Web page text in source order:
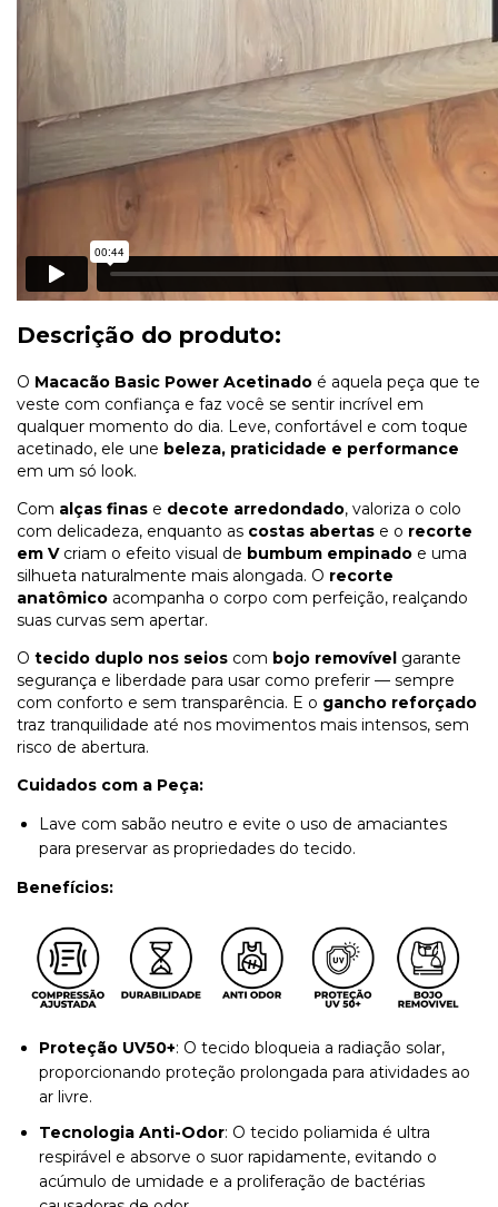
Descrição do produto:
O Macacão Basic Power Acetinado é aquela peça que te
veste com confiança e faz você se sentir incrível em
qualquer momento do dia. Leve, confortável e com toque
acetinado, ele une beleza, praticidade e performance
em um só look.
Com alças finas e decote arredondado, valoriza o colo
com delicadeza, enquanto as costas abertas e o recorte
em Vcriam o efeito visual de bumbum empinado e uma
silhueta naturalmente mais alongada. O recorte
anatômico acompanha o corpo com perfeição, realçando
suas curvas sem apertar.
O tecido duplo nos seios com bojo removível garante
segurança e liberdade para usar como preferir — sempre
com conforto e sem transparência. E o gancho reforçado
traz tranquilidade até nos movimentos mais intensos, sem
risco de abertura.
Cuidados com a Peça:
Lave com sabão neutro e evite o uso de amaciantes
para preservar as propriedades do tecido.
Benefícios:
Proteção UV50+: O tecido bloqueia a radiação solar,
proporcionando proteção prolongada para atividades ao
ar livre.
Tecnologia Anti-Odor: O tecido poliamida é ultra
respirável e absorve o suor rapidamente, evitando o
acúmulo de umidade e a proliferação de bactérias